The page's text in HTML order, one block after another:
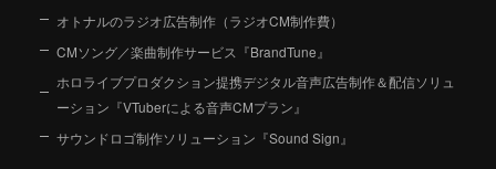
オトナルのラジオ広告制作（ラジオCM制作費）
CMソング／楽曲制作サービス『BrandTune』
ホロライブプロダクション提携デジタル音声広告制作＆配信ソリュ
ーション 『VTuberによる音声CMプラン』
サウンドロゴ制作ソリューション『Sound Sign』